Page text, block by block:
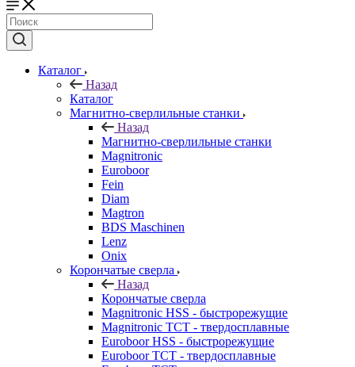
Каталог
Назад
Каталог
Магнитно-сверлильные станки
Назад
Магнитно-сверлильные станки
Magnitronic
Euroboor
Fein
Diam
Magtron
BDS Maschinen
Lenz
Onix
Корончатые сверла
Назад
Корончатые сверла
Magnitronic HSS - быстрорежущие
Magnitronic TCT - твердосплавные
Euroboor HSS - быстрорежущие
Euroboor TCT - твердосплавные